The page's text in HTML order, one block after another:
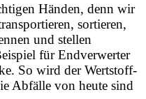
Händen, denn wir
sortieren,
und stellen
für Endverwerter
So wird der Wertstoff-
Abfälle von heute sind